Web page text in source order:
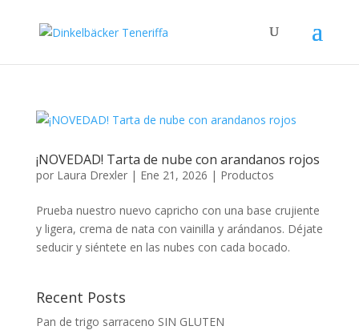
¡NOVEDAD! Tarta de nube con arandanos rojos
por Laura Drexler| Ene 21, 2026 | Productos
Prueba nuestro nuevo capricho con una base crujiente
y ligera, crema de nata con vainilla y arándanos. Déjate
seducir y siéntete en las nubes con cada bocado.
Recent Posts
Pan de trigo sarraceno SIN GLUTEN